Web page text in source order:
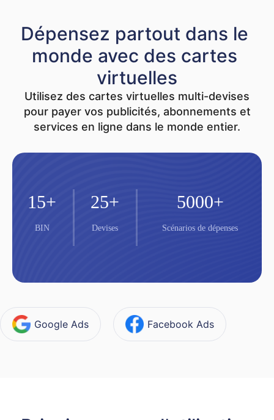
Dépensez partout dans le
monde avec des cartes
virtuelles
Utilisez des cartes virtuelles multi-devises
pour payer vos publicités, abonnements et
services en ligne dans le monde entier.
15+
BIN
25+
Devises
5000+
Scénarios de dépenses
Google Ads Facebook Ads